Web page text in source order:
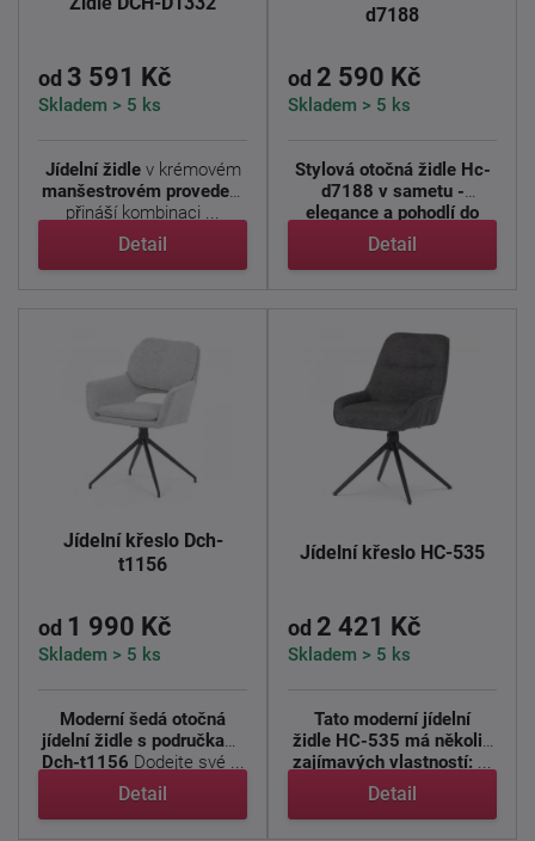
od 3 591 Kč
Skladem > 5 ks
Jídelní židlev krémovém
manšestrovém provedení
přináší kombinaci ...
Detail
d7188
od 2 590 Kč
Skladem > 5 ks
Stylová otočná židle Hc-
d7188 v sametu -
elegance a pohodlí do
vašeho ...
Detail
Jídelní křeslo Dch-
t1156
od 1 990 Kč
Skladem > 5 ks
Moderní šedá otočná
jídelní židle s područkami
Dch-t1156 Dodejte své ...
Detail
Jídelní křeslo HC-535
od 2 421 Kč
Skladem > 5 ks
Tato moderní jídelní
židle HC-535 má několik
zajímavých vlastností: ...
Detail